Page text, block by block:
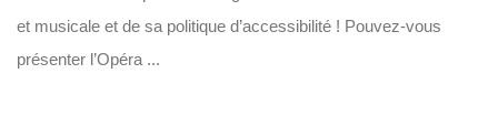
et musicale et de sa politique d’accessibilité ! Pouvez-vous
présenter l’Opéra ...